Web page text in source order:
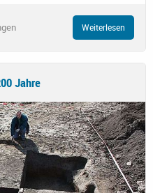
Weiterlesen
Jahre